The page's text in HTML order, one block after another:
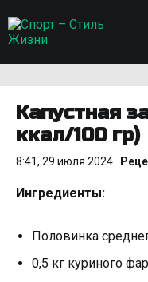
Капустная
ккал/100 гр)
8:41, 29 июля 2024
Ингредиенты:
Половинка
0,5 кг куриного